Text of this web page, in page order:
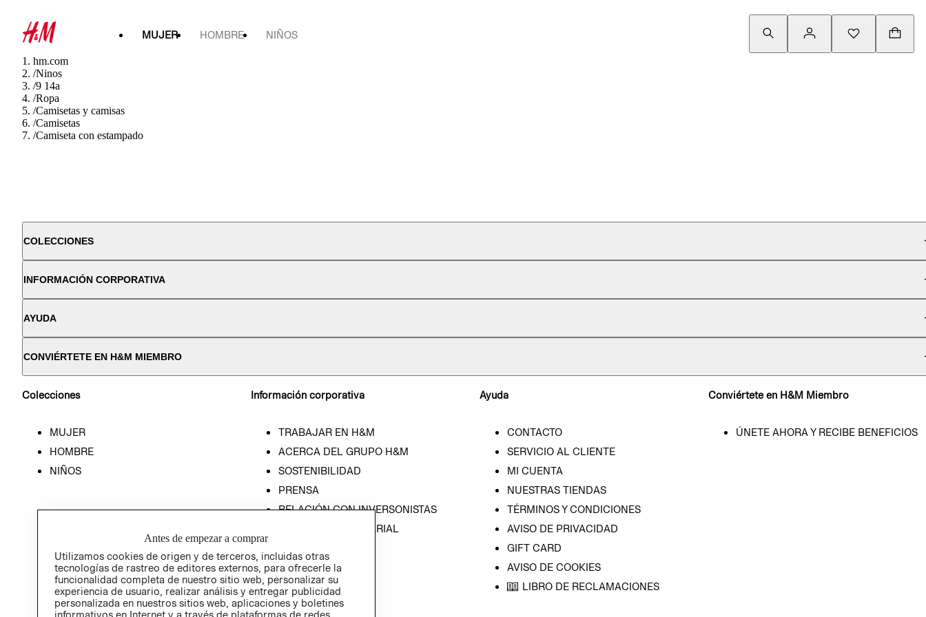
MUJER HOMBRE NIÑOS
hm.com
/Ninos
/9 14a
/Ropa
/Camisetas y camisas
/Camisetas
/Camiseta con estampado
COLECCIONES
INFORMACIÓN CORPORATIVA
AYUDA
CONVIÉRTETE EN H&M MIEMBRO
Colecciones
MUJER
HOMBRE
NIÑOS
Información corporativa
TRABAJAR EN H&M
ACERCA DEL GRUPO H&M
SOSTENIBILIDAD
PRENSA
RELACIÓN CON INVERSONISTAS
POLÍTICA EMPRESARIAL
Ayuda
CONTACTO
SERVICIO AL CLIENTE
MI CUENTA
NUESTRAS TIENDAS
TÉRMINOS Y CONDICIONES
AVISO DE PRIVACIDAD
GIFT CARD
AVISO DE COOKIES
LIBRO DE RECLAMACIONES
Conviértete en H&M Miembro
ÚNETE AHORA Y RECIBE BENEFICIOS
Antes de empezar a comprar
Utilizamos cookies de origen y de terceros, incluidas otras
tecnologías de rastreo de editores externos, para ofrecerle la
funcionalidad completa de nuestro sitio web, personalizar su
experiencia de usuario, realizar análisis y entregar publicidad
personalizada en nuestros sitios web, aplicaciones y boletines
informativos en Internet y a través de plataformas de redes